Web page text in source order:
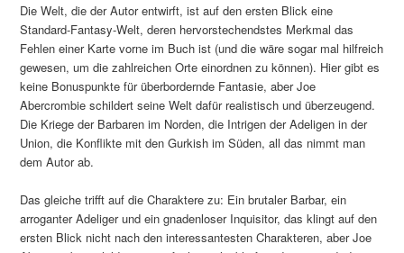
Die Welt, die der Autor entwirft, ist auf den ersten Blick eine
Standard-Fantasy-Welt, deren hervorstechendstes Merkmal das
Fehlen einer Karte vorne im Buch ist (und die wäre sogar mal hilfreich
gewesen, um die zahlreichen Orte einordnen zu können). Hier gibt es
keine Bonuspunkte für überbordernde Fantasie, aber Joe
Abercrombie schildert seine Welt dafür realistisch und überzeugend.
Die Kriege der Barbaren im Norden, die Intrigen der Adeligen in der
Union, die Konflikte mit den Gurkish im Süden, all das nimmt man
dem Autor ab.
Das gleiche trifft auf die Charaktere zu: Ein brutaler Barbar, ein
arroganter Adeliger und ein gnadenloser Inquisitor, das klingt auf den
ersten Blick nicht nach den interessantesten Charakteren, aber Joe